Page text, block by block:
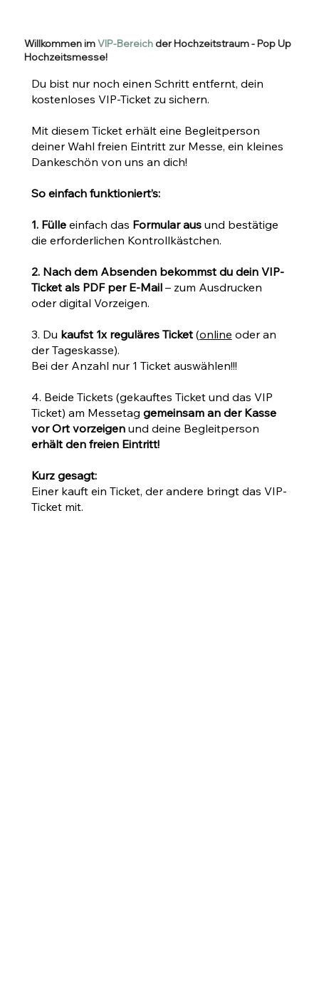
Willkommen imVIP-Bereich der Hochzeitstraum - Pop Up
Hochzeitsmesse!
Du bist nur noch einen Schritt entfernt, dein
kostenloses VIP-Ticket zu sichern.
Mit diesem Ticket erhält eine Begleitperson
deiner Wahl freien Eintritt zur Messe, ein kleines
Dankeschön von uns an dich!
So einfach funktioniert’s:
1. Fülle einfach das Formular ausund bestätige
die erforderlichen Kontrollkästchen.
2. Nach dem Absenden bekommst du dein VIP-
Ticket als PDF per E-Mail– zum Ausdrucken
oder digital Vorzeigen.
3. Du kaufst 1x reguläres Ticket(online oder an
der Tageskasse).
Bei der Anzahl nur 1 Ticket auswählen!!!
4. Beide Tickets (gekauftes Ticket und das VIP
Ticket) am Messetag gemeinsam an der Kasse
vor Ort vorzeigen und deine Begleitperson
erhält den freien Eintritt!
Kurz gesagt:
Einer kauft ein Ticket, der andere bringt das VIP-
Ticket mit.